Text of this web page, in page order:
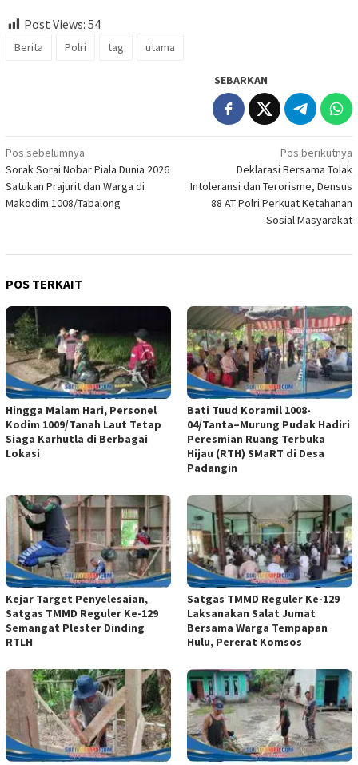
Post Views: 54
Berita Polri tag utama
SEBARKAN
Navigasi
pos
Pos sebelumnya
Sorak Sorai Nobar Piala Dunia 2026
Satukan Prajurit dan Warga di
Makodim 1008/Tabalong
Pos berikutnya
Deklarasi Bersama Tolak
Intoleransi dan Terorisme, Densus
88 AT Polri Perkuat Ketahanan
Sosial Masyarakat
POS TERKAIT
Hingga Malam Hari, Personel
Kodim 1009/Tanah Laut Tetap
Siaga Karhutla di Berbagai
Lokasi
Bati Tuud Koramil 1008-
04/Tanta–Murung Pudak Hadiri
Peresmian Ruang Terbuka
Hijau (RTH) SMaRT di Desa
Padangin
Kejar Target Penyelesaian,
Satgas TMMD Reguler Ke-129
Semangat Plester Dinding
RTLH
Satgas TMMD Reguler Ke-129
Laksanakan Salat Jumat
Bersama Warga Tempapan
Hulu, Pererat Komsos